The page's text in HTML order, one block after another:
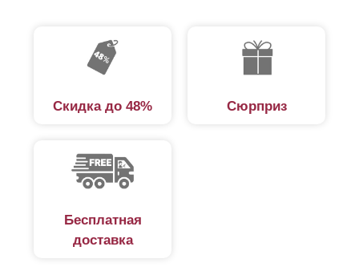
Скидка до 48% Сюрприз
Бесплатная
доставка